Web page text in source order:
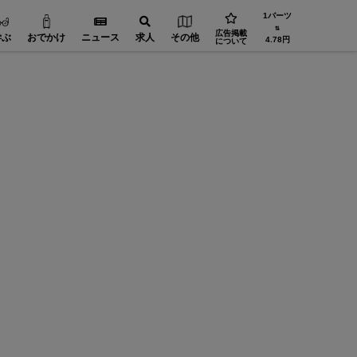
おでかけ ニュース 求人 その他
広告掲載
について
1バーツ
⇅
4.78円